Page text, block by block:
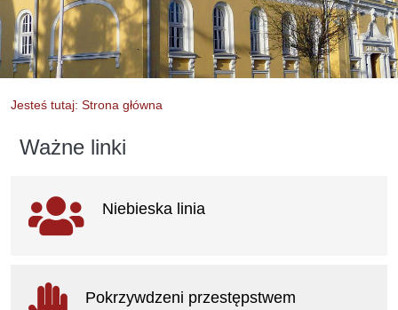
Jesteś tutaj: Strona główna
Ważne linki
Ważne linki
Niebieska linia
Pokrzywdzeni przestępstwem